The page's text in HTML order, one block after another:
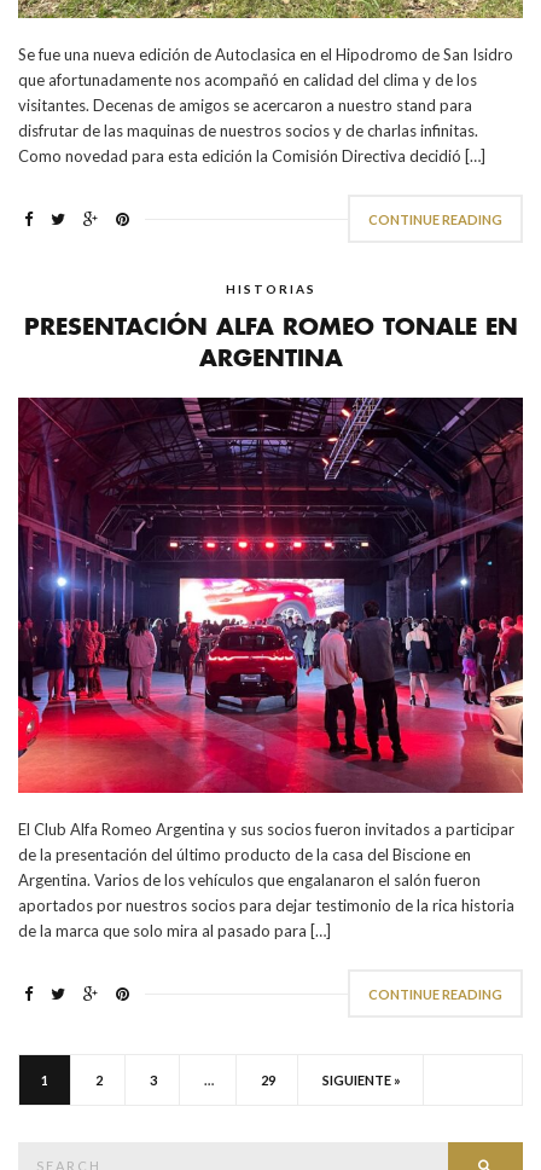
Se fue una nueva edición de Autoclasica en el Hipodromo de San Isidro
que afortunadamente nos acompañó en calidad del clima y de los
visitantes. Decenas de amigos se acercaron a nuestro stand para
disfrutar de las maquinas de nuestros socios y de charlas infinitas.
Como novedad para esta edición la Comisión Directiva decidió […]
CONTINUE READING
HISTORIAS
PRESENTACIÓN ALFA ROMEO TONALE EN
ARGENTINA
El Club Alfa Romeo Argentina y sus socios fueron invitados a participar
de la presentación del último producto de la casa del Biscione en
Argentina. Varios de los vehículos que engalanaron el salón fueron
aportados por nuestros socios para dejar testimonio de la rica historia
de la marca que solo mira al pasado para […]
CONTINUE READING
1 2 3 … 29 SIGUIENTE »